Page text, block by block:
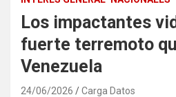
Los impactantes
fuerte terremoto
Venezuela
24/06/2026 Carga Datos